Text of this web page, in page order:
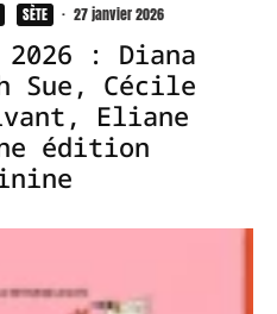
SÈTE · 27 janvier 2026
: Diana
Sue, Cécile
Eliane
édition